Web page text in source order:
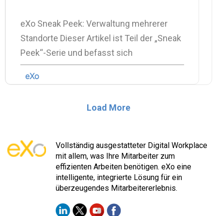
eXo Sneak Peek: Verwaltung mehrerer
Standorte Dieser Artikel ist Teil der „Sneak
Peek“-Serie und befasst sich
eXo
Load More
Vollständig ausgestatteter Digital Workplace
mit allem, was Ihre Mitarbeiter zum
effizienten Arbeiten benötigen. eXo eine
intelligente, integrierte Lösung für ein
überzeugendes Mitarbeitererlebnis.